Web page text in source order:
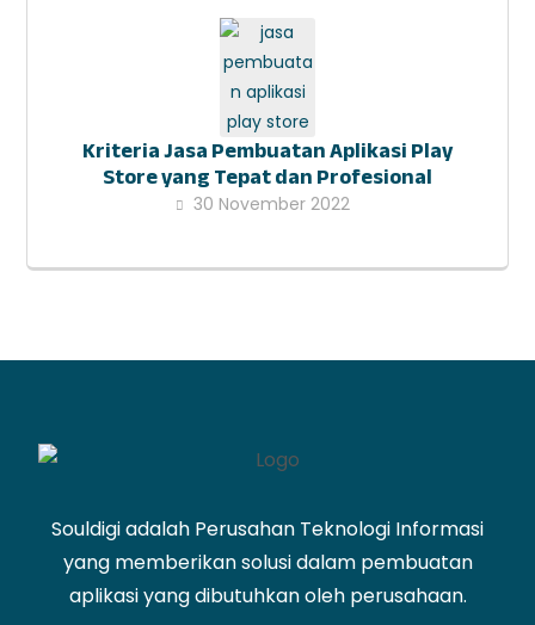
Kriteria Jasa Pembuatan Aplikasi Play
Store yang Tepat dan Profesional
30 November 2022
Souldigi adalah Perusahan Teknologi Informasi
yang memberikan solusi dalam pembuatan
aplikasi yang dibutuhkan oleh perusahaan.